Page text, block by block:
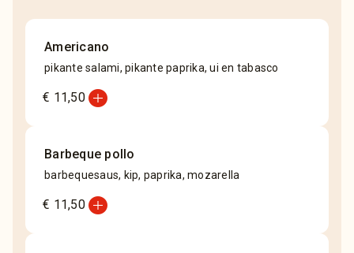
Americano
pikante salami, pikante paprika, ui en tabasco
€ 11,50add_circle
Barbeque pollo
barbequesaus, kip, paprika, mozarella
€ 11,50add_circle